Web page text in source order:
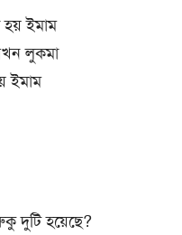
হয় ইমাম
লুকমা
ইমাম
দুটি হয়েছে?